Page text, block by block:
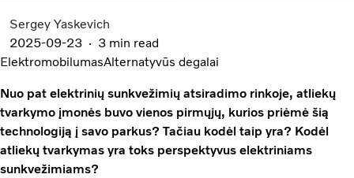
Sergey Yaskevich
2025-09-23
3 min read
ElektromobilumasAlternatyvūs degalai
Nuo pat elektrinių sunkvežimių atsiradimo rinkoje, atliekų
tvarkymo įmonės buvo vienos pirmųjų, kurios priėmė šią
technologiją į savo parkus? Tačiau kodėl taip yra? Kodėl
atliekų tvarkymas yra toks perspektyvus elektriniams
sunkvežimiams?